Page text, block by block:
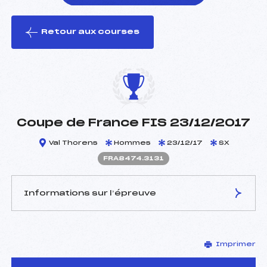
le ski
Retour aux courses
Coupe de France FIS 23/12/2017
Val Thorens Hommes 23/12/17 SX
FRA8474.3131
Informations sur l’épreuve
CUCHE Didier (FRA)
Arbitre :
GROS BERNARD (FRA)
Imprimer